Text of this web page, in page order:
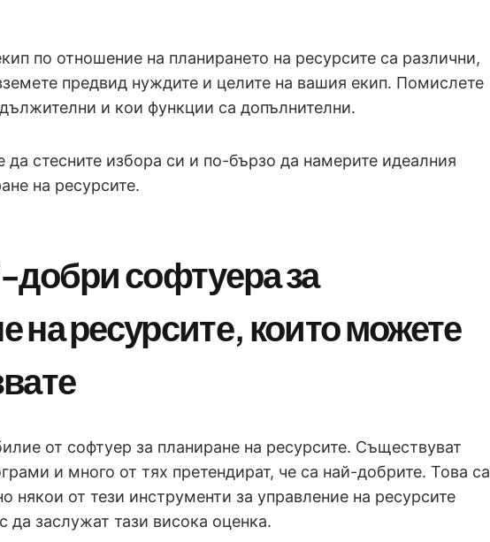
по отношение на планирането на ресурсите са различни,
предвид нуждите и целите на вашия екип. Помислете
и кои функции са допълнителни.
стесните избора си и по-бързо да намерите идеалния
на ресурсите.
добри софтуера за
на ресурсите, които можете
от софтуер за планиране на ресурсите. Съществуват
и много от тях претендират, че са най-добрите. Това са
някои от тези инструменти за управление на ресурсите
да заслужат тази висока оценка.